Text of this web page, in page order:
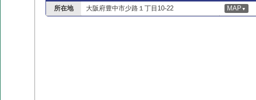
所在地
大阪府豊中市少路１丁目10-22 MAP ▼